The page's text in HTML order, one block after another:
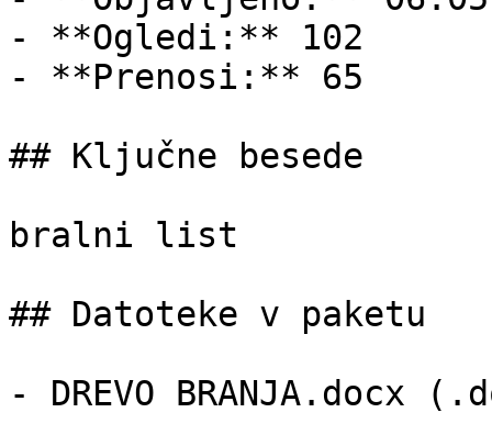
- **Ogledi:** 102
- **Prenosi:** 65
## Ključne besede
bralni list
## Datoteke v paketu
- DREVO BRANJA.docx